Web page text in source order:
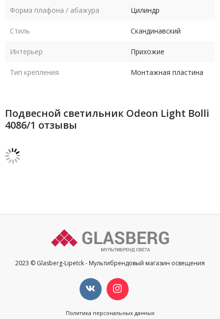
Форма плафона / абажура Цилиндр
Стиль Скандинавский
Интерьер Прихожие
Тип крепления Монтажная пластина
Подвесной светильник Odeon Light Bolli
4086/1 отзывы
2023 © Glasberg-Lipetck - Мультибрендовый магазин освещения
Политика персональных данных